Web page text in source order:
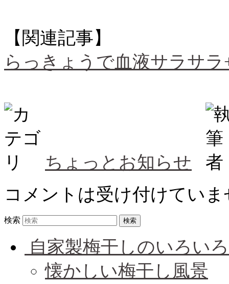
【関連記事】
らっきょうで血液サラサ
ちょっとお知らせ
コメントは受け付けてい
検索
自家製梅干しのいろいろ
懐かしい梅干し風景